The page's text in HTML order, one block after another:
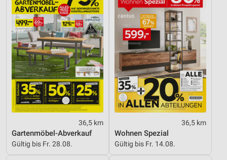
36,5 km
Gartenmöbel-Abverkauf
Gültig bis Fr. 28.08.
36,5 km
Wohnen Spezial
Gültig bis Fr. 14.08.
Entwicklung und Verbesserung der Angebote
Verwendung reduzierter Daten zur Auswahl von
Inhalten
IAB-Besonderheiten:
Verwendung genauer Standortdaten
Geräte anhand von aktiv angeforderten
Informationen identifizieren
Nicht-IAB-Verarbeitungszwecke:
Notwendig